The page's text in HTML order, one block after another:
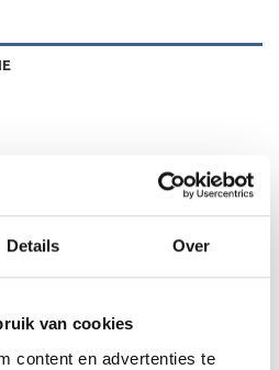
Details Over
van cookies
content en advertenties te
2 werkdagen